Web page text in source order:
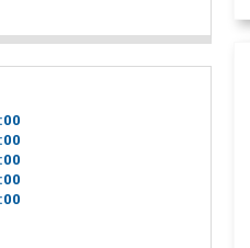
00
00
00
00
00